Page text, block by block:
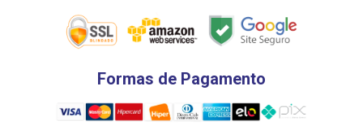
Formas de Pagamento